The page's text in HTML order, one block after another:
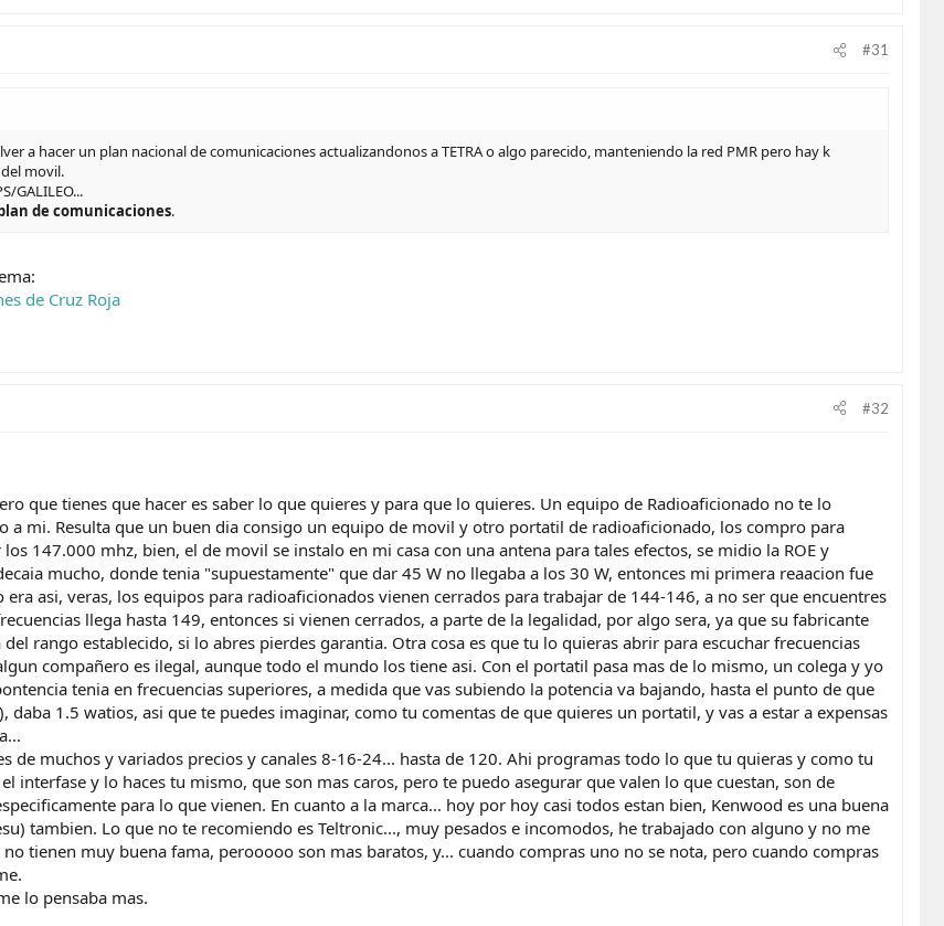
#31
a hacer un plan nacional de comunicaciones actualizandonos a TETRA o algo parecido, manteniendo la red PMR pero hay k
movil.
GALILEO...
de comunicaciones.
de Cruz Roja
#32
que tienes que hacer es saber lo que quieres y para que lo quieres. Un equipo de Radioaficionado no te lo
a mi. Resulta que un buen dia consigo un equipo de movil y otro portatil de radioaficionado, los compro para
147.000 mhz, bien, el de movil se instalo en mi casa con una antena para tales efectos, se midio la ROE y
mucho, donde tenia "supuestamente" que dar 45 W no llegaba a los 30 W, entonces mi primera reaacion fue
asi, veras, los equipos para radioaficionados vienen cerrados para trabajar de 144-146, a no ser que encuentres
llega hasta 149, entonces si vienen cerrados, a parte de la legalidad, por algo sera, ya que su fabricante
rango establecido, si lo abres pierdes garantia. Otra cosa es que tu lo quieras abrir para escuchar frecuencias
compañero es ilegal, aunque todo el mundo los tiene asi. Con el portatil pasa mas de lo mismo, un colega y yo
tenia en frecuencias superiores, a medida que vas subiendo la potencia va bajando, hasta el punto de que
daba 1.5 watios, asi que te puedes imaginar, como tu comentas de que quieres un portatil, y vas a estar a expensas
de muchos y variados precios y canales 8-16-24... hasta de 120. Ahi programas todo lo que tu quieras y como tu
interfase y lo haces tu mismo, que son mas caros, pero te puedo asegurar que valen lo que cuestan, son de
para lo que vienen. En cuanto a la marca... hoy por hoy casi todos estan bien, Kenwood es una buena
tambien. Lo que no te recomiendo es Teltronic..., muy pesados e incomodos, he trabajado con alguno y no me
tienen muy buena fama, perooooo son mas baratos, y... cuando compras uno no se nota, pero cuando compras
lo pensaba mas.